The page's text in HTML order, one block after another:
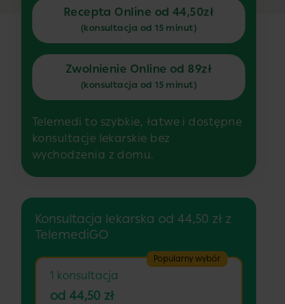
Recepta Online od 44,50zł
(konsultacja od 15 minut)
Zwolnienie Online od 89zł
(konsultacja od 15 minut)
Telemedi to szybkie, łatwe i dostępne
konsultacje lekarskie bez
wychodzenia z domu.
Konsultacja lekarska od 44,50 zł z
TelemediGO
Popularny wybór
1 konsultacja
od 44,50 zł